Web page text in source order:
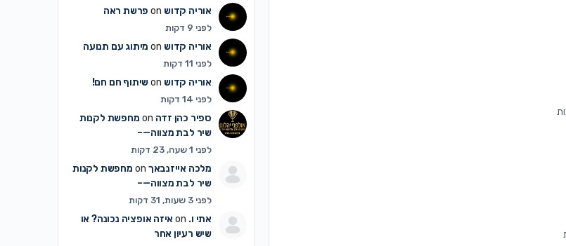
אוריה קדוש פרשת ראה
לפני 9 דקות
אוריה קדוש מיתוג עם תנועה
לפני 11 דקות
אוריה קדוש שיתוף חם חם!
לפני 14 דקות
ספיר כהן זדה
מחפשת לקנות
שיר לבת מצווה—–
לפני 1 שעה, 23 דקות
מלכה אייזנבאך
מחפשת לקנות
שיר לבת מצווה—–
לפני 3 שעות, 31 דקות
אתי ו.
איזה אופציה נכונה? או
שיש רעיון אחר